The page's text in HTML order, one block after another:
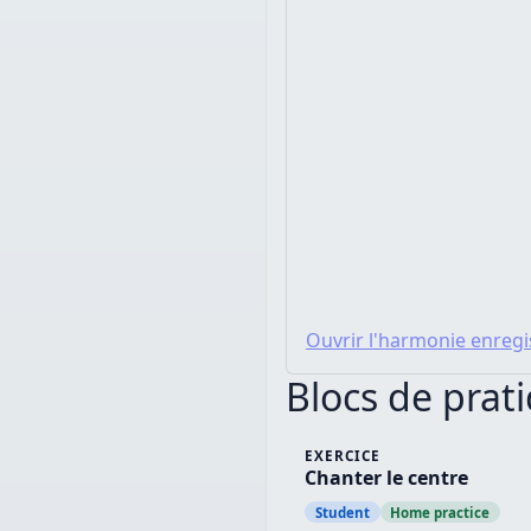
Ouvrir l'harmonie
Blocs de
EXERCICE
Chanter le centre
Student Home practice